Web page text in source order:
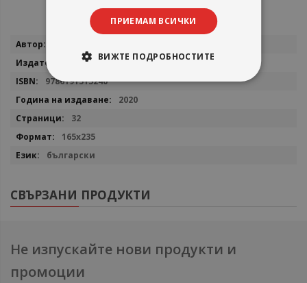
Повече
СофтПрес
9786191515240
2020
32
165x235
български
СВЪРЗАНИ ПРОДУКТИ
Не изпускайте нови продукти и
промоции
ПРИЕМАМ ВСИЧКИ
ВИЖТЕ ПОДРОБНОСТИТЕ